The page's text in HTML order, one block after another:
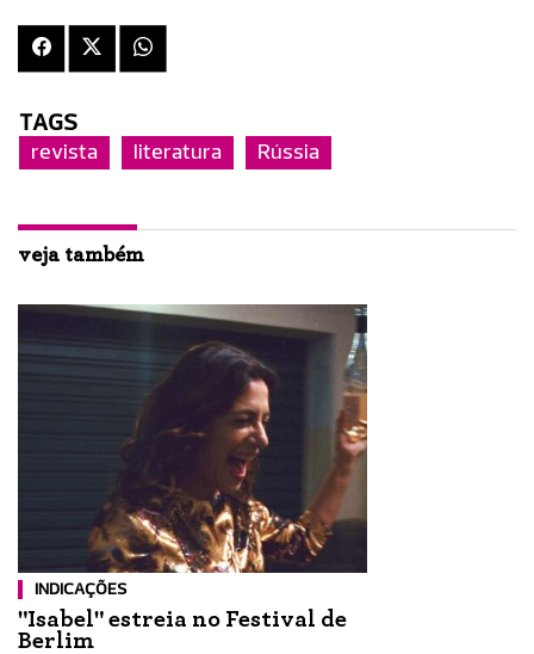
TAGS
revista literatura Rússia
veja também
INDICAÇÕES
"Isabel" estreia no Festival de
Berlim